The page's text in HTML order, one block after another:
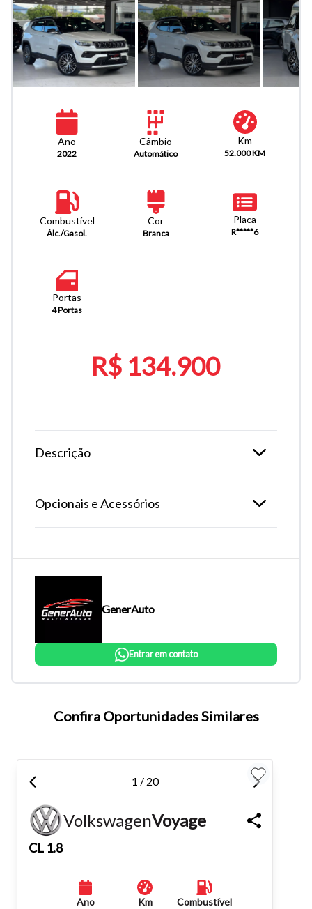
atalhos Ctrl+ (para aumentar) e Ctrl- (para diminuir) no seu
teclado.
Fechar
Ano
2022
Câmbio
Automático
Km
52.000 KM
Combustível
Álc./Gasol.
Cor
Branca
Placa
R*****6
Portas
4 Portas
R$ 134.900
Descrição
Opcionais e Acessórios
GenerAuto
Entrar em contato
Confira Oportunidades Similares
1 / 20
VolkswagenVoyage
CL 1.8
Ano Km Combustível